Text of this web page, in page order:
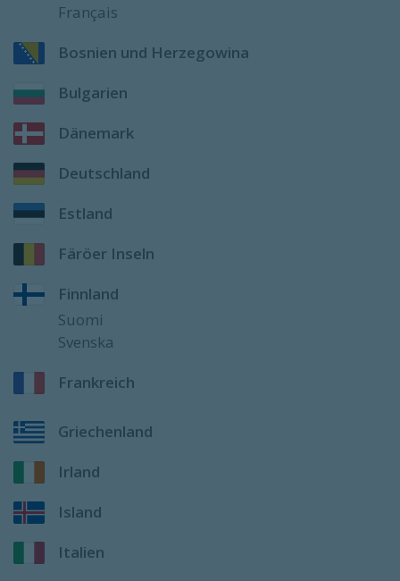
Français
Bosnien und Herzegowina
Bulgarien
Dänemark
Deutschland
Estland
Färöer Inseln
Finnland
Suomi
Svenska
Frankreich
Griechenland
Irland
Island
Italien